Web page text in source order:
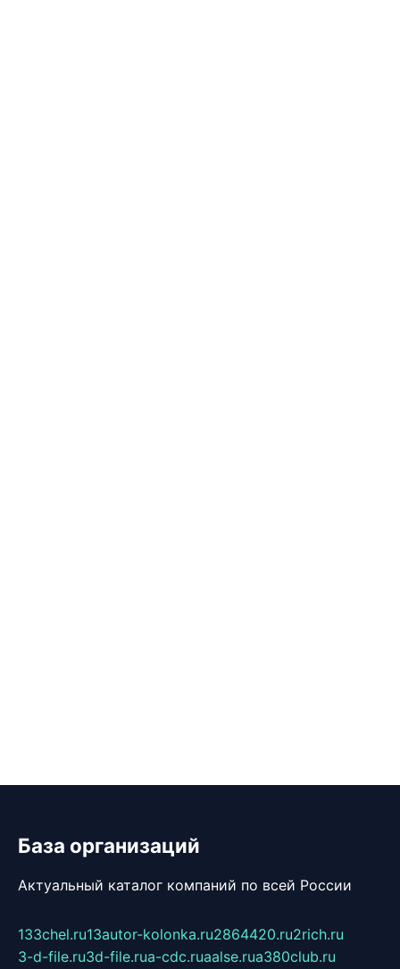
База организаций
Актуальный каталог компаний по всей России
133chel.ru13autor-kolonka.ru2864420.ru2rich.ru
3-d-file.ru3d-file.rua-cdc.ruaalse.rua380club.ru